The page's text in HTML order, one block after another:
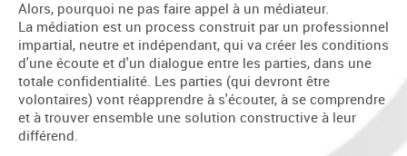
Alors, pourquoi ne pas faire appel à un médiateur.
La médiation est un process construit par un professionnel
impartial, neutre et indépendant, qui va créer les conditions
d'une écoute et d'un dialogue entre les parties, dans une
totale confidentialité. Les parties (qui devront être
volontaires) vont réapprendre à s'écouter, à se comprendre
et à trouver ensemble une solution constructive à leur
différend.